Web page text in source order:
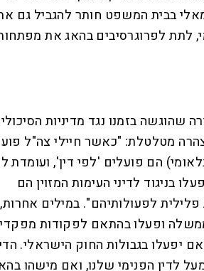
בבית המשפט חותר להגביל גם
לתת לפרוגרסיבים בהאג את
שהוגשה בזמנו נגד מדיניות
מטלטלת: "כאשר חיילי צה"ל
הם פועלים 'לפי דין', ועומדת
בניגוד לדיני העימות המזוין הם
לפעולותיהם". במילים אחרות,
ופעלו בהתאם לפקודות
יפעלו בגבולות החוק הישראלי.
לדין הפנימי שלנו, ואם מישהו